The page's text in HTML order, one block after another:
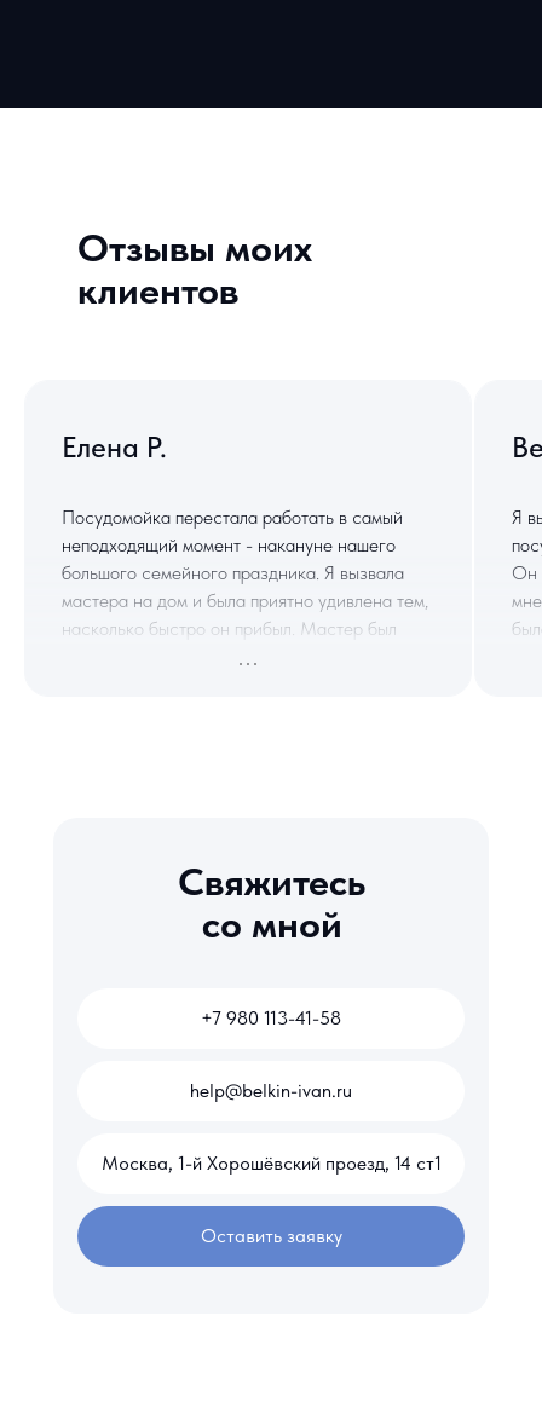
Отзывы моих
клиентов
Елена Р.
Посудомойка перестала работать в самый
неподходящий момент - накануне нашего
большого семейного праздника. Я вызвала
мастера на дом и была приятно удивлена тем,
насколько быстро он прибыл. Мастер был
Я
Он
Свяжитесь
со мной
+7 980 113-41-58
help@belkin-ivan.ru
Москва, 1-й Хорошёвский проезд, 14 ст1
Оставить заявку